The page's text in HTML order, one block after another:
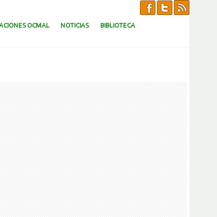
OCMAL NOTICIAS BIBLIOTECA